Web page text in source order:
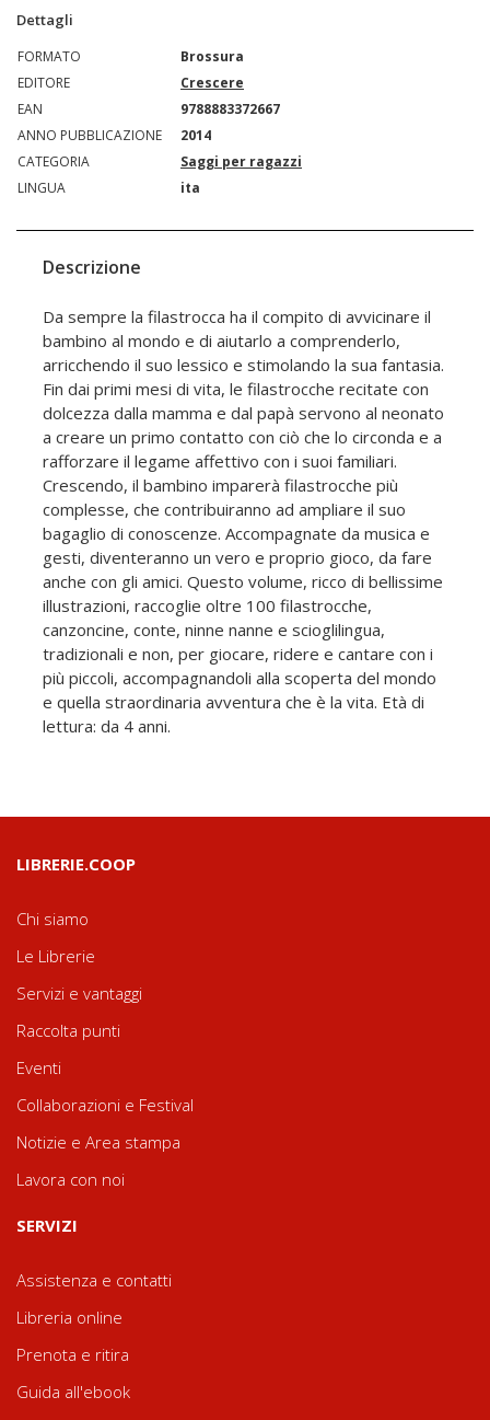
Dettagli
FORMATO
Brossura
EDITORE
Crescere
EAN
9788883372667
ANNO PUBBLICAZIONE
2014
CATEGORIA
Saggi per ragazzi
LINGUA
ita
Descrizione
Da sempre la filastrocca ha il compito di avvicinare il
bambino al mondo e di aiutarlo a comprenderlo,
arricchendo il suo lessico e stimolando la sua fantasia.
Fin dai primi mesi di vita, le filastrocche recitate con
dolcezza dalla mamma e dal papà servono al neonato
a creare un primo contatto con ciò che lo circonda e a
rafforzare il legame affettivo con i suoi familiari.
Crescendo, il bambino imparerà filastrocche più
complesse, che contribuiranno ad ampliare il suo
bagaglio di conoscenze. Accompagnate da musica e
gesti, diventeranno un vero e proprio gioco, da fare
anche con gli amici. Questo volume, ricco di bellissime
illustrazioni, raccoglie oltre 100 filastrocche,
canzoncine, conte, ninne nanne e scioglilingua,
tradizionali e non, per giocare, ridere e cantare con i
più piccoli, accompagnandoli alla scoperta del mondo
e quella straordinaria avventura che è la vita. Età di
lettura: da 4 anni.
LIBRERIE.COOP
Chi siamo
Le Librerie
Servizi e vantaggi
Raccolta punti
Eventi
Collaborazioni e Festival
Notizie e Area stampa
Lavora con noi
SERVIZI
Assistenza e contatti
Libreria online
Prenota e ritira
Guida all'ebook